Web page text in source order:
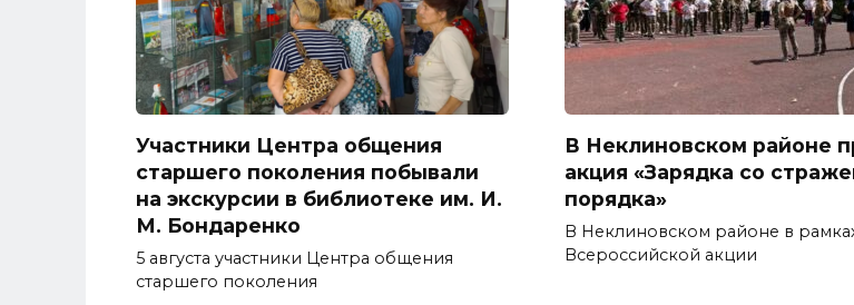
Участники Центра общения
старшего поколения побывали
на экскурсии в библиотеке им. И.
М. Бондаренко
5 августа участники Центра общения
старшего поколения
В Неклиновском районе
акция «Зарядка со
порядка»
В Неклиновском районе в
Всероссийской акции